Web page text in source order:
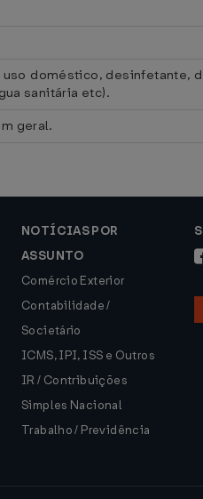
doméstico,
sanitária etc).
geral.
NOTÍCIAS POR
ASSUNTO
Comércio Exterior
Contabilidade /
Societário
ICMS, IPI, ISS e Outros
IR / Contribuições
Simples Nacional
Trabalho / Previdência